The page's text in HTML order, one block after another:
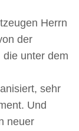
Herrn
der
die unter dem
sehr
Und
neuer